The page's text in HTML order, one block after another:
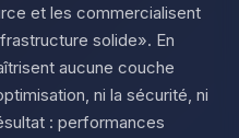
et les commercialisent
solide». En
aucune couche
ni la sécurité, ni
: performances